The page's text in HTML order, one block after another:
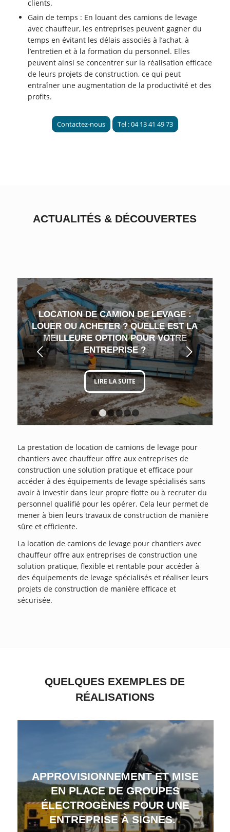
clients.
Gain de temps : En louant des camions de levage
avec chauffeur, les entreprises peuvent gagner du
temps en évitant les délais associés à l’achat, à
l’entretien et à la formation du personnel. Elles
peuvent ainsi se concentrer sur la réalisation efficace
de leurs projets de construction, ce qui peut
entraîner une augmentation de la productivité et des
profits.
Contactez-nous Tel : 04 13 41 49 73
ACTUALITÉS & DÉCOUVERTES
LOCATION DE CAMION DE LEVAGE :
LOUER OU ACHETER ? QUELLE EST LA
MEILLEURE OPTION POUR VOTRE
ENTREPRISE ?
LIRE LA SUITE
Suivant
1 2 3 4 5
La prestation de location de camions de levage pour
chantiers avec chauffeur offre aux entreprises de
construction une solution pratique et efficace pour
accéder à des équipements de levage spécialisés sans
avoir à investir dans leur propre flotte ou à recruter du
personnel qualifié pour les opérer. Cela leur permet de
mener à bien leurs travaux de construction de manière
sûre et efficiente.
La location de camions de levage pour chantiers avec
chauffeur offre aux entreprises de construction une
solution pratique, flexible et rentable pour accéder à
des équipements de levage spécialisés et réaliser leurs
projets de construction de manière efficace et
sécurisée.
QUELQUES EXEMPLES DE
RÉALISATIONS
APPROVISIONNEMENT ET MISE
EN PLACE DE GROUPES
ÉLECTROGÈNES POUR UNE
ENTREPRISE À SIGNES.